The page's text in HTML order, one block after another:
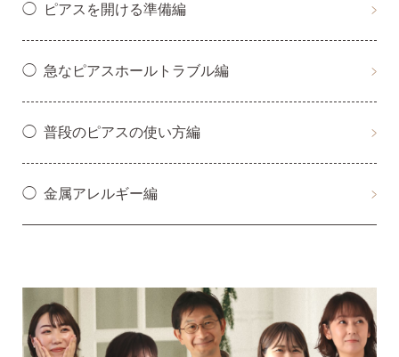
なでしこスタイルの
ピアスを開ける準備編
急なピアスホールトラブル編
普段のピアスの使い方編
金属アレルギー編